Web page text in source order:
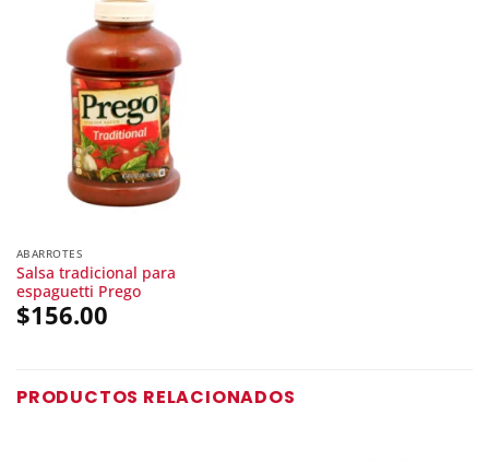
ABARROTES
Salsa tradicional para
espaguetti Prego
$156.00
PRODUCTOS RELACIONADOS